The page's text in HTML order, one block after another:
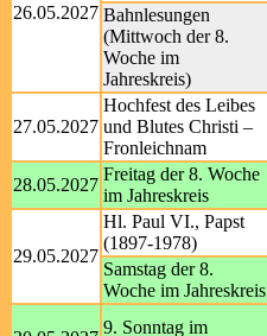
26.05.2027 Bahnlesungen
(Mittwoch der 8.
Woche im
Jahreskreis)
27.05.2027
Hochfest des Leibes
und Blutes Christi –
Fronleichnam
28.05.2027
Freitag der 8. Woche
im Jahreskreis
29.05.2027
Hl. Paul VI., Papst
(1897-1978)
Samstag der 8.
Woche im Jahreskreis
9. Sonntag im